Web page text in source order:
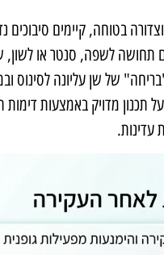
בטוחה, קיימים סיבוכים
תחושה לשפה, סנטר או לשון,
של שן עליונה לסינוס
תכנון מדויק באמצעות
עדינות.